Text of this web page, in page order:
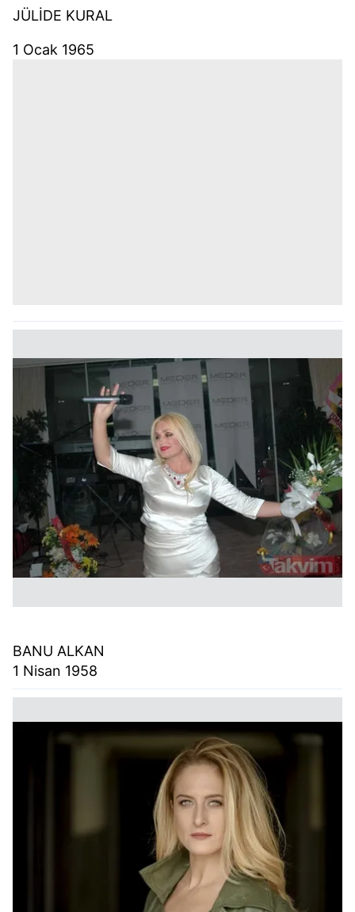
JÜLİDE KURAL
1 Ocak 1965
BANU ALKAN
1 Nisan 1958